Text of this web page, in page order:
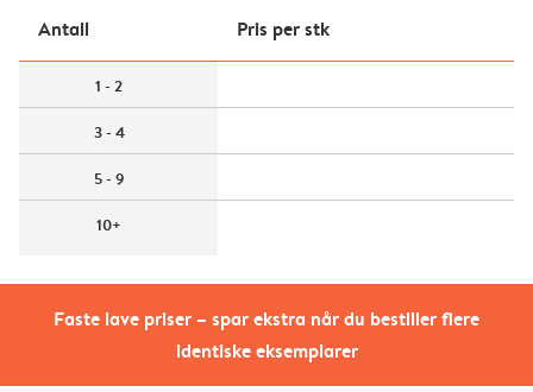
Faste lave priser – spar ekstra når du bestiller flere
identiske eksemplarer
Antall Pris per stk
1 - 2
3 - 4
5 - 9
10+